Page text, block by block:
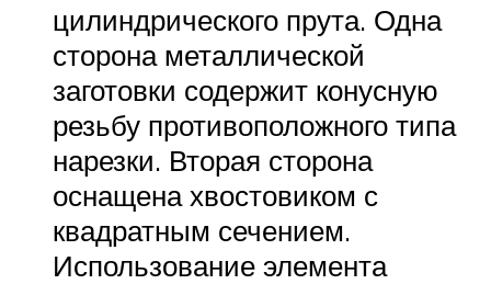
цилиндрического прута. Одна
сторона металлической
заготовки содержит конусную
резьбу противоположного типа
нарезки. Вторая сторона
оснащена хвостовиком с
квадратным сечением.
Использование элемента